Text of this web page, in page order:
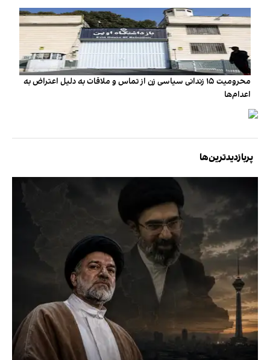
محرومیت ۱۵ زندانی سیاسی زن از تماس و ملاقات به دلیل اعتراض به
اعدام‌ها
پربازدیدترین‌ها